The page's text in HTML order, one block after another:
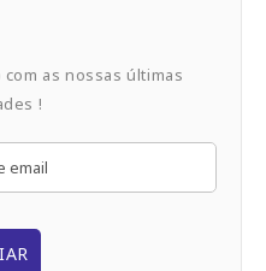
as nossas últimas
!